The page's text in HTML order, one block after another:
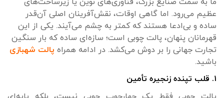
عظیم می‌رود. اما گاهی اوقات، نقش‌آفرینان اصلی آن‌قدر
ساده و بی‌ادعا هستند که کمتر به چشم می‌آیند. یکی از این
قهرمانان پنهان، پالت چوبی است؛ سازه‌ای ساده که بار سنگین
تجارت جهانی را بر دوش می‌کشد. در ادامه همراه پالت شهبازی
باشید.
۱. قلب تپنده زنجیره تأمین